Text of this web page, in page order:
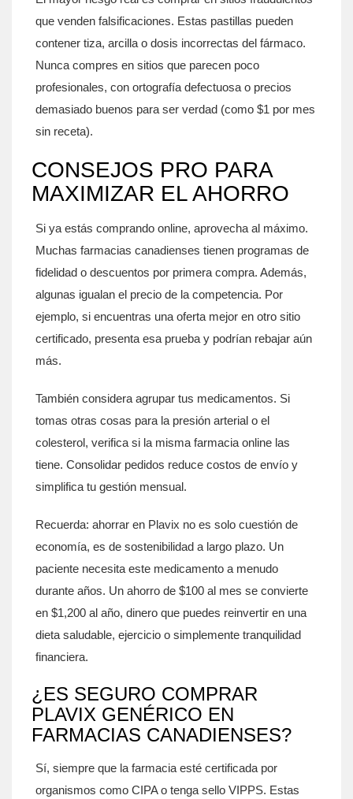
que venden falsificaciones. Estas pastillas pueden
contener tiza, arcilla o dosis incorrectas del fármaco.
Nunca compres en sitios que parecen poco
profesionales, con ortografía defectuosa o precios
demasiado buenos para ser verdad (como $1 por mes
sin receta).
CONSEJOS PRO PARA
MAXIMIZAR EL AHORRO
Si ya estás comprando online, aprovecha al máximo.
Muchas farmacias canadienses tienen programas de
fidelidad o descuentos por primera compra. Además,
algunas igualan el precio de la competencia. Por
ejemplo, si encuentras una oferta mejor en otro sitio
certificado, presenta esa prueba y podrían rebajar aún
más.
También considera agrupar tus medicamentos. Si
tomas otras cosas para la presión arterial o el
colesterol, verifica si la misma farmacia online las
tiene. Consolidar pedidos reduce costos de envío y
simplifica tu gestión mensual.
Recuerda: ahorrar en Plavix no es solo cuestión de
economía, es de sostenibilidad a largo plazo. Un
paciente necesita este medicamento a menudo
durante años. Un ahorro de $100 al mes se convierte
en $1,200 al año, dinero que puedes reinvertir en una
dieta saludable, ejercicio o simplemente tranquilidad
financiera.
¿ES SEGURO COMPRAR
PLAVIX GENÉRICO EN
FARMACIAS CANADIENSES?
Sí, siempre que la farmacia esté certificada por
organismos como CIPA o tenga sello VIPPS. Estas